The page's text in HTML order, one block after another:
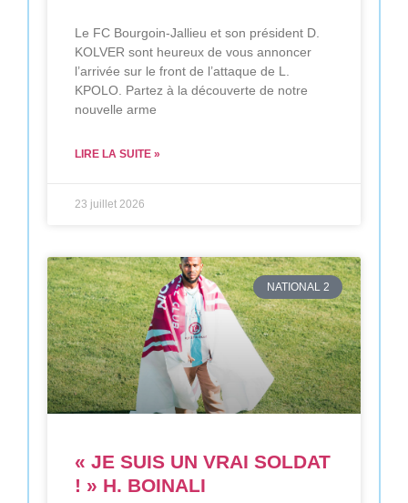
Le FC Bourgoin-Jallieu et son président D.
KOLVER sont heureux de vous annoncer
l’arrivée sur le front de l’attaque de L.
KPOLO. Partez à la découverte de notre
nouvelle arme
LIRE LA SUITE »
23 juillet 2026
NATIONAL 2
« JE SUIS UN VRAI SOLDAT
! » H. BOINALI